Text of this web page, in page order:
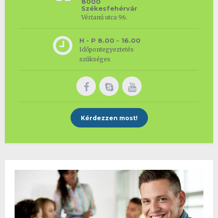
Székesfehérvár
Vértanú utca 96.
H - P 8.00 - 16.00
Időpontegyeztetés
szükséges
Kérdezzen most!